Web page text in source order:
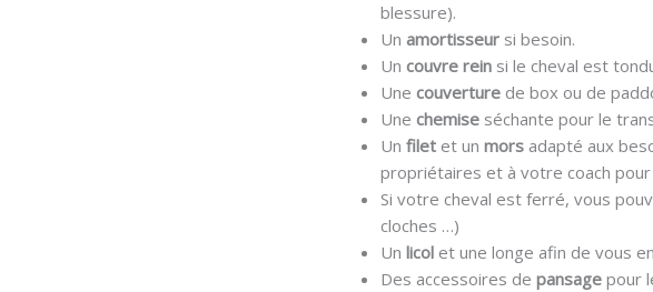
blessure).
Un amortisseur si besoin.
Un couvre rein si le cheval est
Une couverture de box ou de
Une chemise séchante pour le
Un filet et un mors adapté aux
propriétaires et à votre coach pour
Si votre cheval est ferré, vous
cloches …)
Un licol et une longe afin de vous
Des accessoires de pansage pour